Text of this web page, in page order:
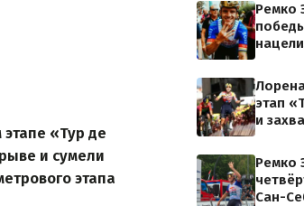
«Тур де
и сумели
этапа
Ремко
этап
и
Ремко
Сан-